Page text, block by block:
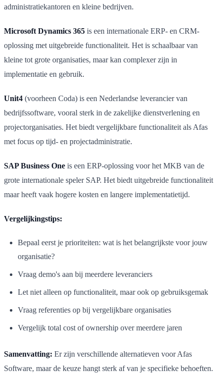
administratiekantoren en kleine bedrijven.
Microsoft Dynamics 365 is een internationale ERP- en CRM-
oplossing met uitgebreide functionaliteit. Het is schaalbaar van
kleine tot grote organisaties, maar kan complexer zijn in
implementatie en gebruik.
Unit4 (voorheen Coda) is een Nederlandse leverancier van
bedrijfssoftware, vooral sterk in de zakelijke dienstverlening en
projectorganisaties. Het biedt vergelijkbare functionaliteit als Afas
met focus op tijd- en projectadministratie.
SAP Business One is een ERP-oplossing voor het MKB van de
grote internationale speler SAP. Het biedt uitgebreide functionaliteit
maar heeft vaak hogere kosten en langere implementatietijd.
Vergelijkingstips:
Bepaal eerst je prioriteiten: wat is het belangrijkste voor jouw
organisatie?
Vraag demo's aan bij meerdere leveranciers
Let niet alleen op functionaliteit, maar ook op gebruiksgemak
Vraag referenties op bij vergelijkbare organisaties
Vergelijk total cost of ownership over meerdere jaren
Samenvatting: Er zijn verschillende alternatieven voor Afas
Software, maar de keuze hangt sterk af van je specifieke behoeften.